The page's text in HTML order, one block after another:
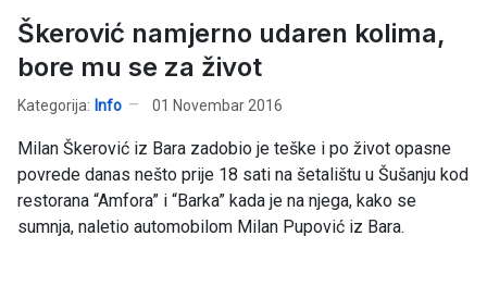
Škerović namjerno udaren kolima,
bore mu se za život
Kategorija: Info 01 Novembar 2016
Milan Škerović iz Bara zadobio je teške i po život opasne
povrede danas nešto prije 18 sati na šetalištu u Šušanju kod
restorana “Amfora” i “Barka” kada je na njega, kako se
sumnja, naletio automobilom Milan Pupović iz Bara.